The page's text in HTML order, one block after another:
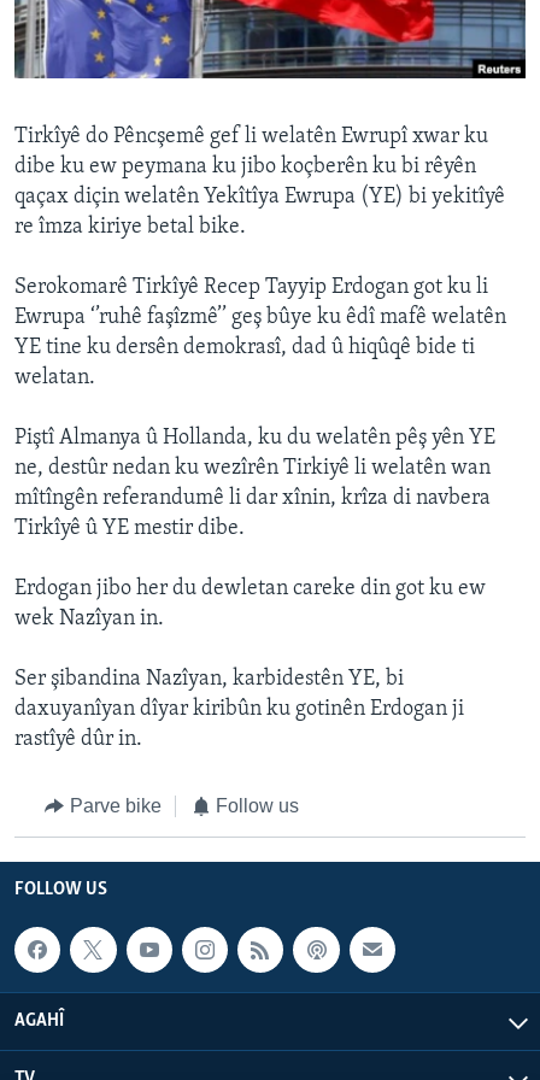
ÇAND Û HUNER
SERNIVÎS
Learning English
FOLLOW US
Zimanên Din
Tirkîyê do Pêncşemê gef li welatên Ewrupî xwar ku
dibe ku ew peymana ku jibo koçberên ku bi rêyên
qaçax diçin welatên Yekîtîya Ewrupa (YE) bi yekitîyê
re îmza kiriye betal bike.
Serokomarê Tirkîyê Recep Tayyip Erdogan got ku li
Ewrupa ‘’ruhê faşîzmê’’ geş bûye ku êdî mafê welatên
YE tine ku dersên demokrasî, dad û hiqûqê bide ti
welatan.
Piştî Almanya û Hollanda, ku du welatên pêş yên YE
ne, destûr nedan ku wezîrên Tirkiyê li welatên wan
mîtîngên referandumê li dar xînin, krîza di navbera
Tirkîyê û YE mestir dibe.
Erdogan jibo her du dewletan careke din got ku ew
wek Nazîyan in.
Ser şibandina Nazîyan, karbidestên YE, bi
daxuyanîyan dîyar kiribûn ku gotinên Erdogan ji
rastîyê dûr in.
Parve bike Follow us
FOLLOW US
AGAHÎ